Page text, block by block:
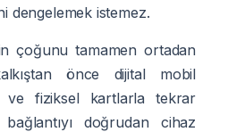
dengelemek istemez.
çoğunu tamamen ortadan
önce dijital mobil
ve fiziksel kartlarla tekrar
doğrudan cihaz